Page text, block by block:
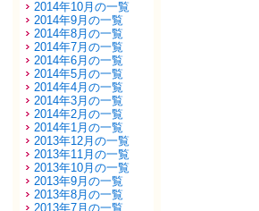
2014年10月の一覧
2014年9月の一覧
2014年8月の一覧
2014年7月の一覧
2014年6月の一覧
2014年5月の一覧
2014年4月の一覧
2014年3月の一覧
2014年2月の一覧
2014年1月の一覧
2013年12月の一覧
2013年11月の一覧
2013年10月の一覧
2013年9月の一覧
2013年8月の一覧
2013年7月の一覧